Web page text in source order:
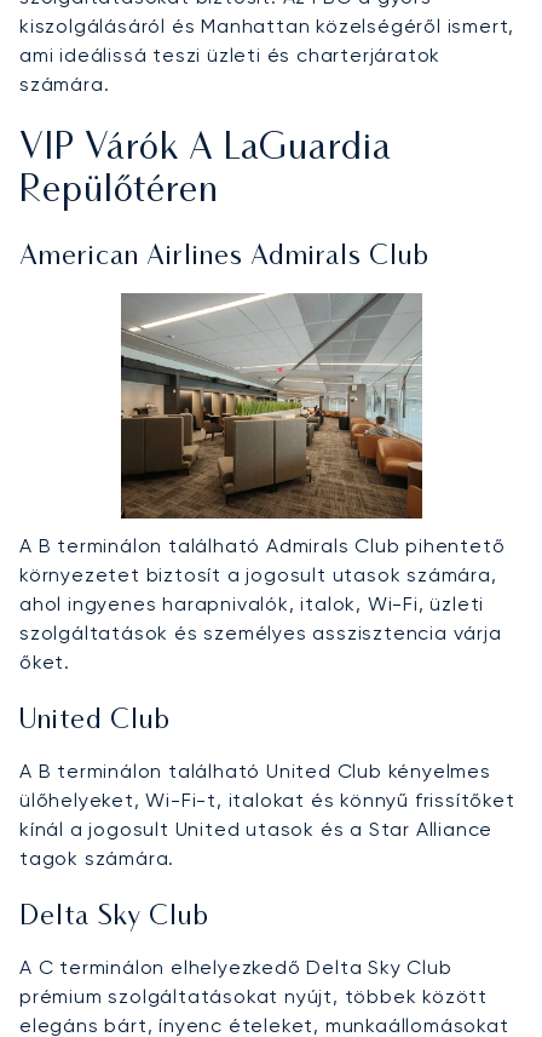
kiszolgálásáról és Manhattan közelségéről ismert,
ami ideálissá teszi üzleti és charterjáratok
számára.
VIP Várók A LaGuardia
Repülőtéren
American Airlines Admirals Club
A B terminálon található Admirals Club pihentető
környezetet biztosít a jogosult utasok számára,
ahol ingyenes harapnivalók, italok, Wi-Fi, üzleti
szolgáltatások és személyes asszisztencia várja
őket.
United Club
A B terminálon található United Club kényelmes
ülőhelyeket, Wi-Fi-t, italokat és könnyű frissítőket
kínál a jogosult United utasok és a Star Alliance
tagok számára.
Delta Sky Club
A C terminálon elhelyezkedő Delta Sky Club
prémium szolgáltatásokat nyújt, többek között
elegáns bárt, ínyenc ételeket, munkaállomásokat